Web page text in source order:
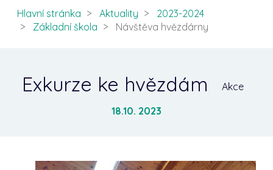
Hlavní stránka Aktuality
2023-2024
Základní škola
Návštěva hvězdárny
Exkurze ke hvězdám
Akce
18.10. 2023